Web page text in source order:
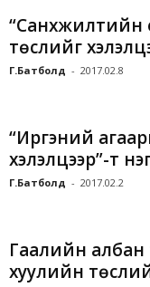
төслийг
Г.Батболд - 2017.02.8
“Иргэний
хэлэлцээр”-т
Г.Батболд - 2017.02.2
Гаалийн албан
хуулийн